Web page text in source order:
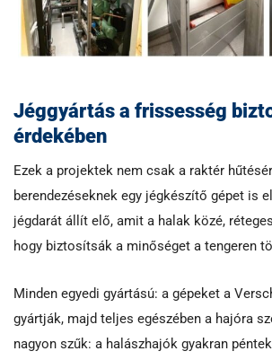
Jéggyártás a frissesség
érdekében
Ezek a projektek nem csak a raktér
berendezéseknek egy jégkészítő gépet is
jégdarát állít elő, amit a halak közé,
hogy biztosítsák a minőséget a tengeren
Minden egyedi gyártású: a gépeket a
gyártják, majd teljes egészében a hajóra
nagyon szűk: a halászhajók gyakran